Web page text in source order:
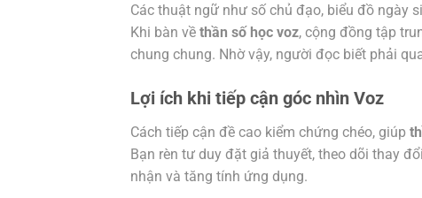
Các thuật ngữ như số chủ đạo, biểu đồ ngày
Khi bàn về thần số học voz, cộng đồng tập
chung chung. Nhờ vậy, người đọc biết phải
Lợi ích khi tiếp cận góc nhìn Voz
Cách tiếp cận đề cao kiểm chứng chéo, giúp
Bạn rèn tư duy đặt giả thuyết, theo dõi thay
nhận và tăng tính ứng dụng.